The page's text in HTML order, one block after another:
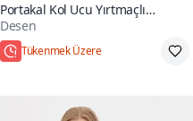
Portakal Kol Ucu Yırtmaçlı
Turuncu Kazak
Desen
Tükenmek Üzere